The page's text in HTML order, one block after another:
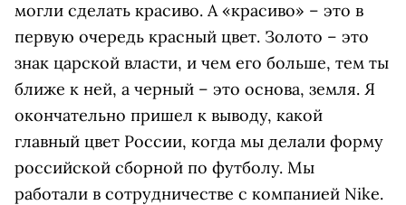
могли сделать красиво. А «красиво» – это в
первую очередь красный цвет. Золото – это
знак царской власти, и чем его больше, тем ты
ближе к ней, а черный – это основа, земля. Я
окончательно пришел к выводу, какой
главный цвет России, когда мы делали форму
российской сборной по футболу. Мы
работали в сотрудничестве с компанией Nike.